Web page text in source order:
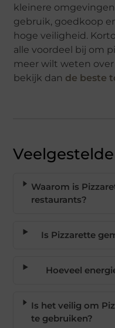
kleinere
gebruik, goedkoop
hoge veiligheid.
alle voordeel bij om
meer wilt weten
bekijk dan de beste
Waarom is
restaurants?
Is Pizzarette
Hoeveel
Is het veilig om
te gebruiken?